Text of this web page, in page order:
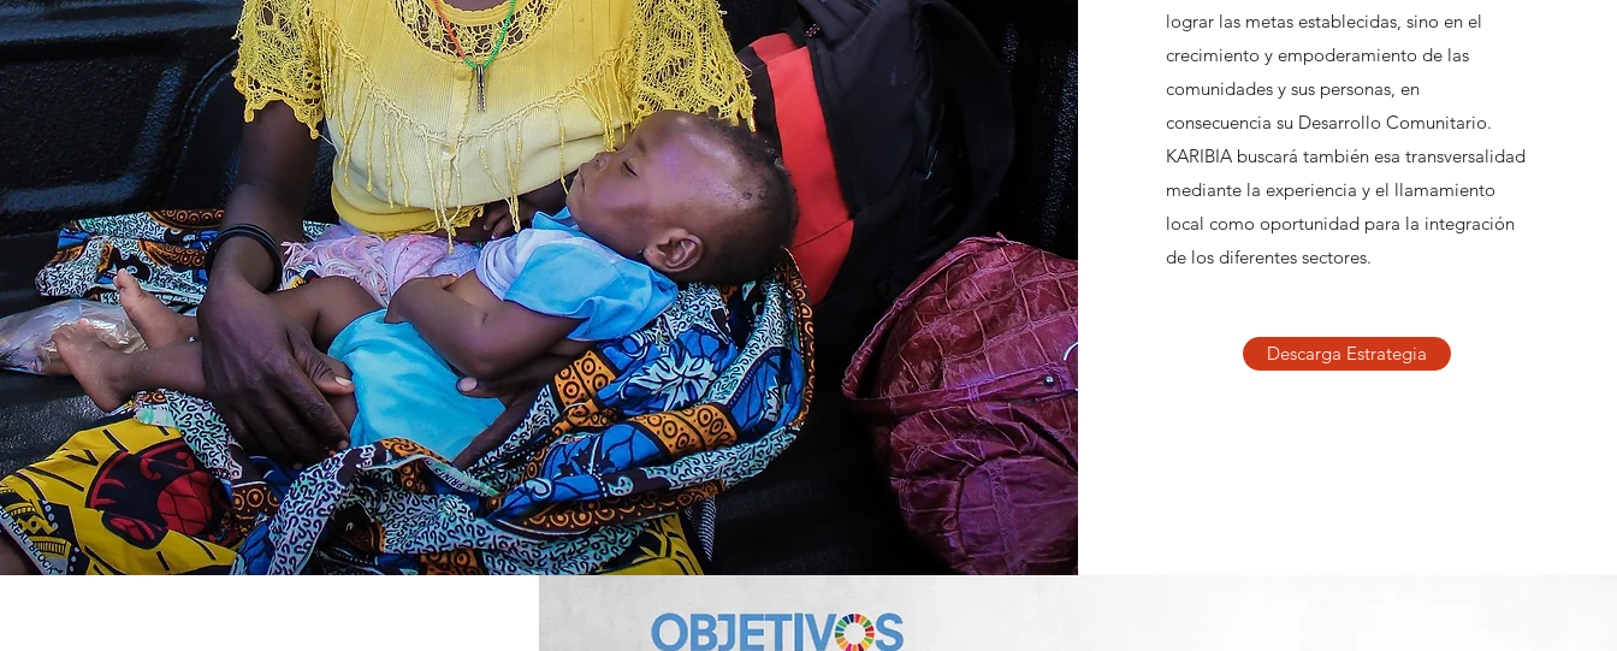
lograr las metas establecidas, sino en el
crecimiento y empoderamiento de las
comunidades y sus personas, en
consecuencia su Desarrollo Comunitario.
KARIBIA buscará también esa transversalidad
mediante la experiencia y el llamamiento
local como oportunidad para la integración
de los diferentes sectores.
Descarga Estrategia